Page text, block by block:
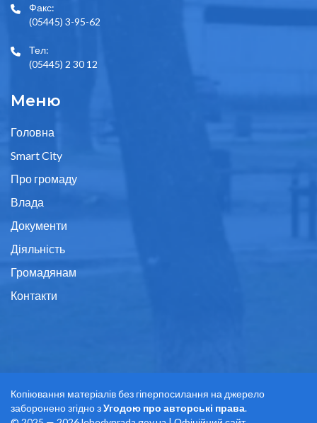
Факс:
(05445) 3-95-62
Тел:
(05445) 2 30 12
Меню
Головна
Smart City
Про громаду
Влада
Документи
Діяльність
Громадянам
Контакти
Копіювання матеріалів без гіперпосилання на джерело
заборонено згідно зУгодою про авторські права.